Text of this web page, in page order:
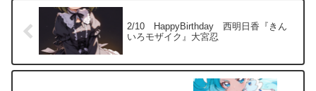
2/10 HappyBirthday 西明日香『きん
いろモザイク』大宮忍